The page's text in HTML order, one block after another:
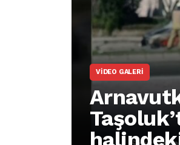
VIDEO GALERI